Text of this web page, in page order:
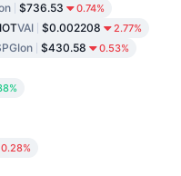
$736.53 0.74%
VAI $0.002208 2.77%
$430.58 0.53%
0.28%